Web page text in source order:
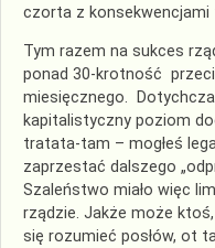
czorta z konsekwencjami
Tym razem na sukces
ponad 30-krotność
miesięcznego.
kapitalistyczny poziom
tratata-tam – mogłeś
zaprzestać dalszego
Szaleństwo miało więc
rządzie. Jakże może
się rozumieć posłów, ot